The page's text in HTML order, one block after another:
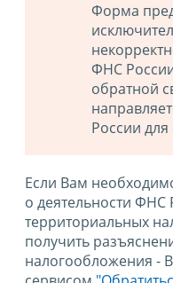
Форма
ФНС
обратной
России для
Если Вам
о деятельности ФНС
территориальных
получить
налогообложения -